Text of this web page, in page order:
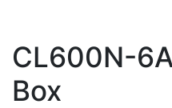
CL600N-
Box